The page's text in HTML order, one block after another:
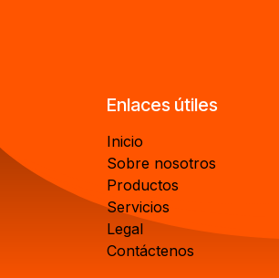
Enlaces útiles
Inicio
Sobre nosotros
Productos
Servicios
Legal
Contáctenos